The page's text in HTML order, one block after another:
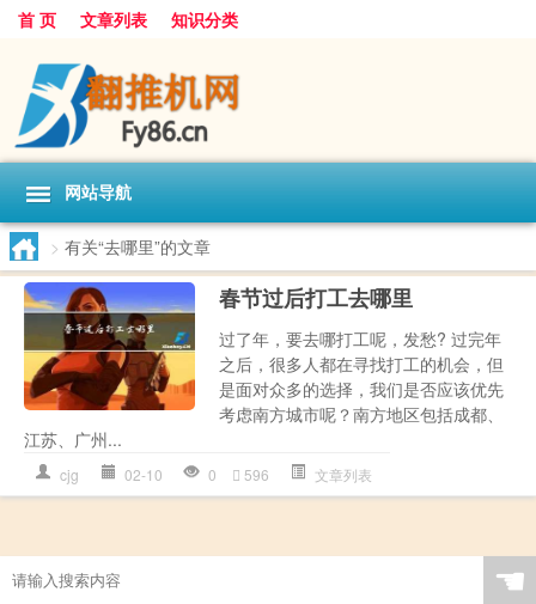
首 页 文章列表 知识分类
网站导航
> 有关“去哪里”的文章
春节过后打工去哪里
过了年，要去哪打工呢，发愁? 过完年
之后，很多人都在寻找打工的机会，但
是面对众多的选择，我们是否应该优先
考虑南方城市呢？南方地区包括成都、
江苏、广州...
cjg 02-10 0 596 文章列表
☚